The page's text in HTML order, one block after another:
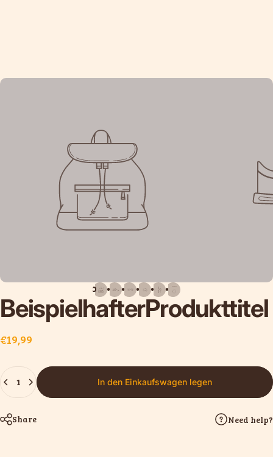
BeispielhafterProdukttitel
€19,99
In den Einkaufswagen legen
Share Need help?